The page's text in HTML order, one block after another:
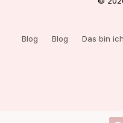
Blog Blog Das bin ich